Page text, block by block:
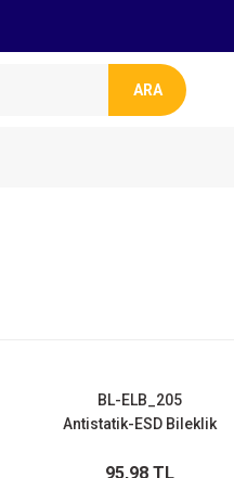
ARA
BL-ELB_205
Antistatik-ESD Bileklik
95,98 TL